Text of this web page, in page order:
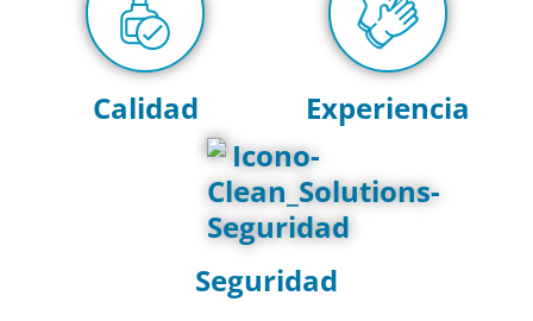
Calidad Experiencia
Seguridad